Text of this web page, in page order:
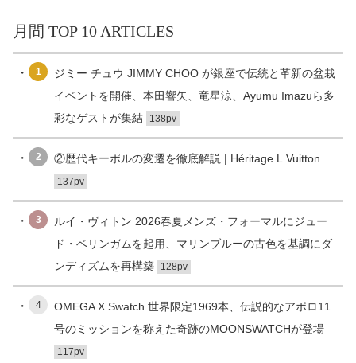
月間 TOP 10 ARTICLES
1
ジミー チュウ JIMMY CHOO が銀座で伝統と革新の盆栽
イベントを開催、本田響矢、竜星涼、Ayumu Imazuら多
彩なゲストが集結
138pv
2 ②歴代キーポルの変遷を徹底解説 | Héritage L.Vuitton
137pv
3
ルイ・ヴィトン 2026春夏メンズ・フォーマルにジュー
ド・ベリンガムを起用、マリンブルーの古色を基調にダ
ンディズムを再構築
128pv
4
OMEGA X Swatch 世界限定1969本、伝説的なアポロ11
号のミッションを称えた奇跡のMOONSWATCHが登場
117pv